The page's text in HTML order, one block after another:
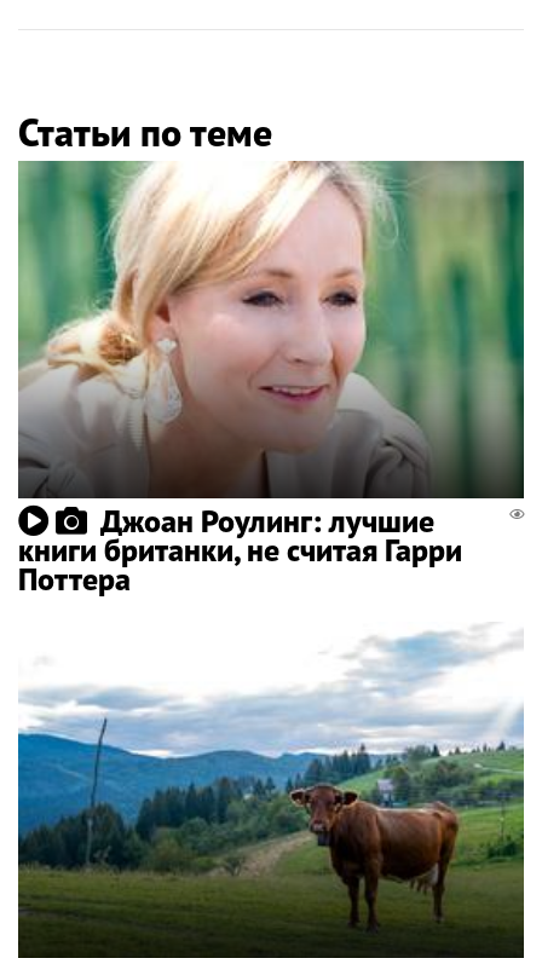
Статьи по теме
Джоан Роулинг: лучшие
книги британки, не считая Гарри
Поттера